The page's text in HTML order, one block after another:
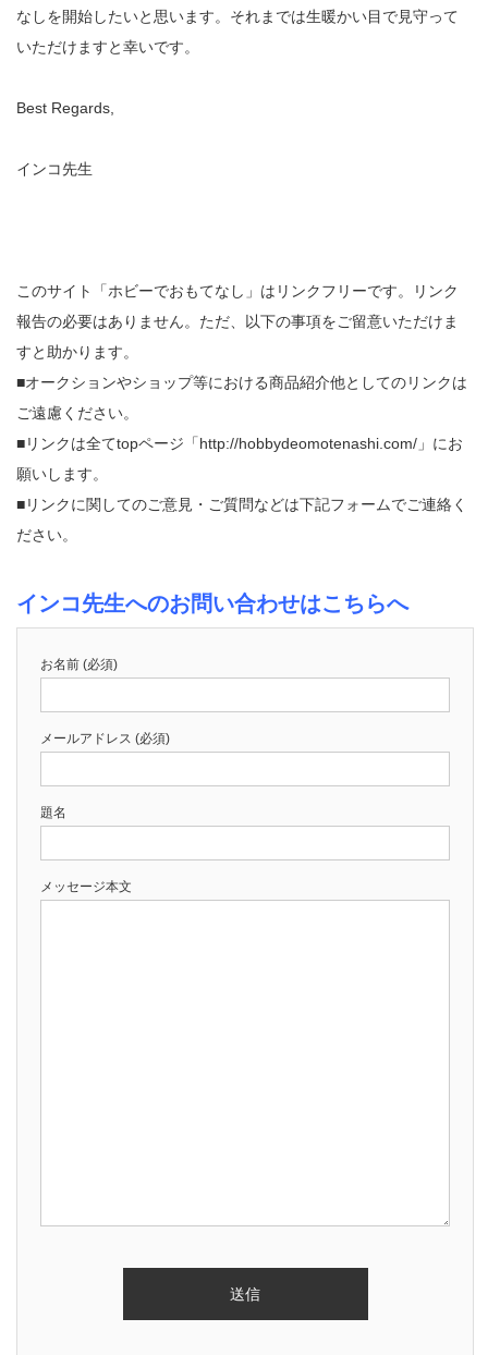
なしを開始したいと思います。それまでは生暖かい目で見守って
いただけますと幸いです。
Best Regards,
インコ先生
このサイト「ホビーでおもてなし」はリンクフリーです。リンク
報告の必要はありません。ただ、以下の事項をご留意いただけま
すと助かります。
■オークションやショップ等における商品紹介他としてのリンクは
ご遠慮ください。
■リンクは全てtopページ「http://hobbydeomotenashi.com/」にお
願いします。
■リンクに関してのご意見・ご質問などは下記フォームでご連絡く
ださい。
インコ先生へのお問い合わせはこちらへ
お名前 (必須)
メールアドレス (必須)
題名
メッセージ本文